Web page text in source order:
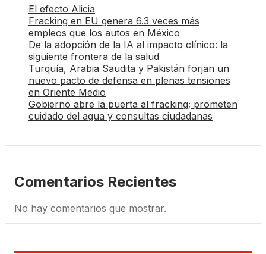
El efecto Alicia
Fracking en EU genera 6.3 veces más
empleos que los autos en México
De la adopción de la IA al impacto clínico: la
siguiente frontera de la salud
Turquía, Arabia Saudita y Pakistán forjan un
nuevo pacto de defensa en plenas tensiones
en Oriente Medio
Gobierno abre la puerta al fracking; prometen
cuidado del agua y consultas ciudadanas
Comentarios Recientes
No hay comentarios que mostrar.